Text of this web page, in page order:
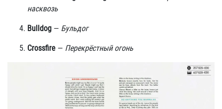
насквозь
Bulldog — Бульдог
Crossfire — Перекрёстный огонь